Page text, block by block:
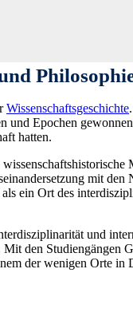
Wissenschaftsgeschichte
und Epochen
hatten.
mit
ein Ort des
und
den Studiengängen
der wenigen Orte in